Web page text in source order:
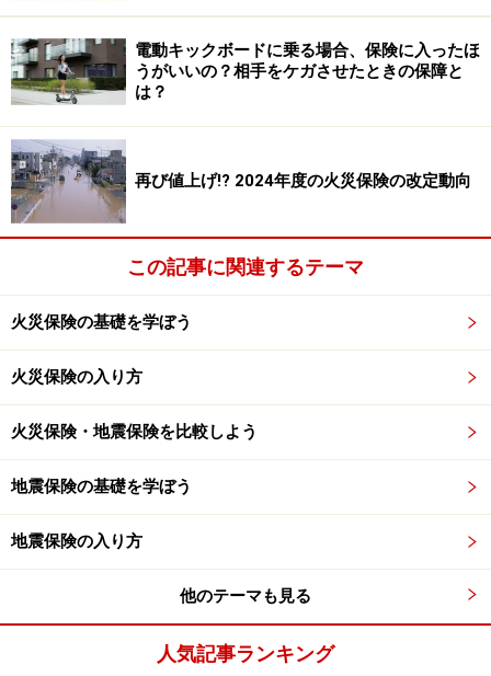
長期係数
なお前述のように、長期係数は金利等を踏まえて決定さ
おり、徐々に割引は少なくなってきています。たとえ
ば、平成１３年１０月以前の３６年の長期係数は、１
５．８で、現在よりも９．０ポイントも割引が大きかっ
たのです。したがって、今後も長期係数の改定があれ
ば、保険料の割引も変わる可能性があるということにな
ります。
す。
※記事内容は執筆時点のものです。最新の内容をご確認くださ
い。
本記事の内容は一般的な情報提供を目的としており、特定の金融
商品や投資行動を推奨するものではありません。
投資や資産運用に関する最終的なご判断はご自身の責任において
行ってください。
掲載情報の正確性・完全性については十分に配慮しております
が、その内容を保証するものではなく、これに基づく損失・損害
などについて当社は一切の責任を負いません。
電動キックボードに乗る場合、保険に入ったほ
うがいいの？相手をケガさせたときの保障と
は？
再び値上げ!? 2024年度の火災保険の改定動向
この記事に関連するテーマ
火災保険の基礎を学ぼう
火災保険の入り方
火災保険・地震保険を比較しよう
地震保険の基礎を学ぼう
地震保険の入り方
他のテーマも見る
人気記事ランキング